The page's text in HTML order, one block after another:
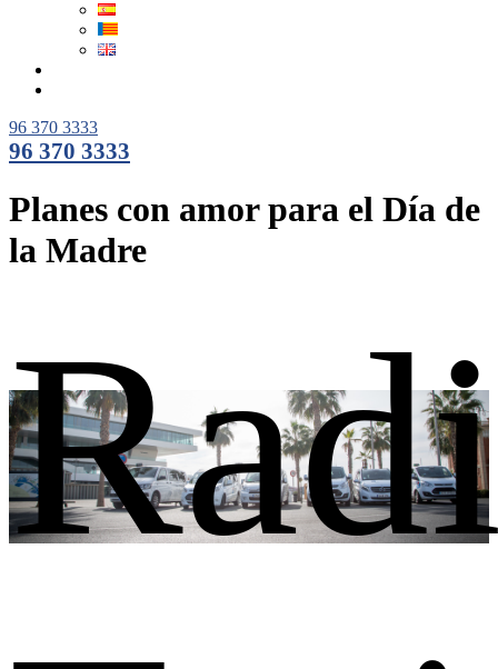
96 370 3333
96 370 3333
Planes con amor para el Día de
la Madre